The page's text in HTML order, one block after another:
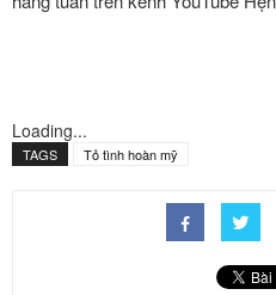
Loading...
TAGS Tỏ tình hoàn mỹ